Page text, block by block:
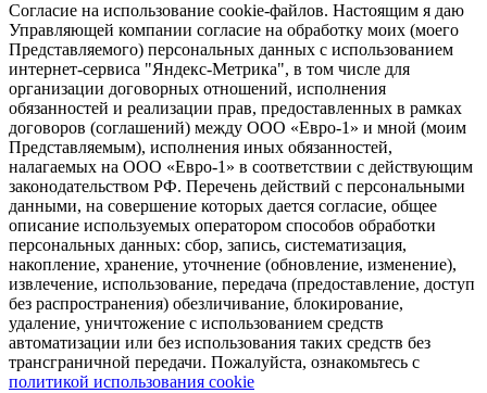
Согласие на использование cookie-файлов. Настоящим я даю
Управляющей компании согласие на обработку моих (моего
Представляемого) персональных данных с использованием
интернет-сервиса "Яндекс-Метрика", в том числе для
организации договорных отношений, исполнения
обязанностей и реализации прав, предоставленных в рамках
договоров (соглашений) между ООО «Евро-1» и мной (моим
Представляемым), исполнения иных обязанностей,
налагаемых на ООО «Евро-1» в соответствии с действующим
законодательством РФ. Перечень действий с персональными
данными, на совершение которых дается согласие, общее
описание используемых оператором способов обработки
персональных данных: сбор, запись, систематизация,
накопление, хранение, уточнение (обновление, изменение),
извлечение, использование, передача (предоставление, доступ
без распространения) обезличивание, блокирование,
удаление, уничтожение с использованием средств
автоматизации или без использования таких средств без
трансграничной передачи. Пожалуйста, ознакомьтесь с
политикой использования cookie